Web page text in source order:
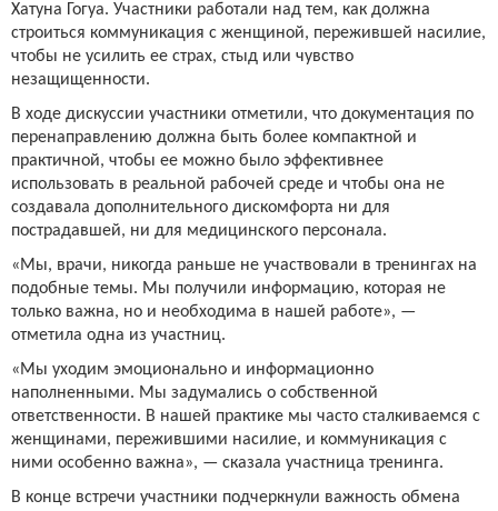
Хатуна Гогуа. Участники работали над тем, как должна
строиться коммуникация с женщиной, пережившей насилие,
чтобы не усилить ее страх, стыд или чувство
незащищенности.
В ходе дискуссии участники отметили, что документация по
перенаправлению должна быть более компактной и
практичной, чтобы ее можно было эффективнее
использовать в реальной рабочей среде и чтобы она не
создавала дополнительного дискомфорта ни для
пострадавшей, ни для медицинского персонала.
«Мы, врачи, никогда раньше не участвовали в тренингах на
подобные темы. Мы получили информацию, которая не
только важна, но и необходима в нашей работе», —
отметила одна из участниц.
«Мы уходим эмоционально и информационно
наполненными. Мы задумались о собственной
ответственности. В нашей практике мы часто сталкиваемся с
женщинами, пережившими насилие, и коммуникация с
ними особенно важна», — сказала участница тренинга.
В конце встречи участники подчеркнули важность обмена